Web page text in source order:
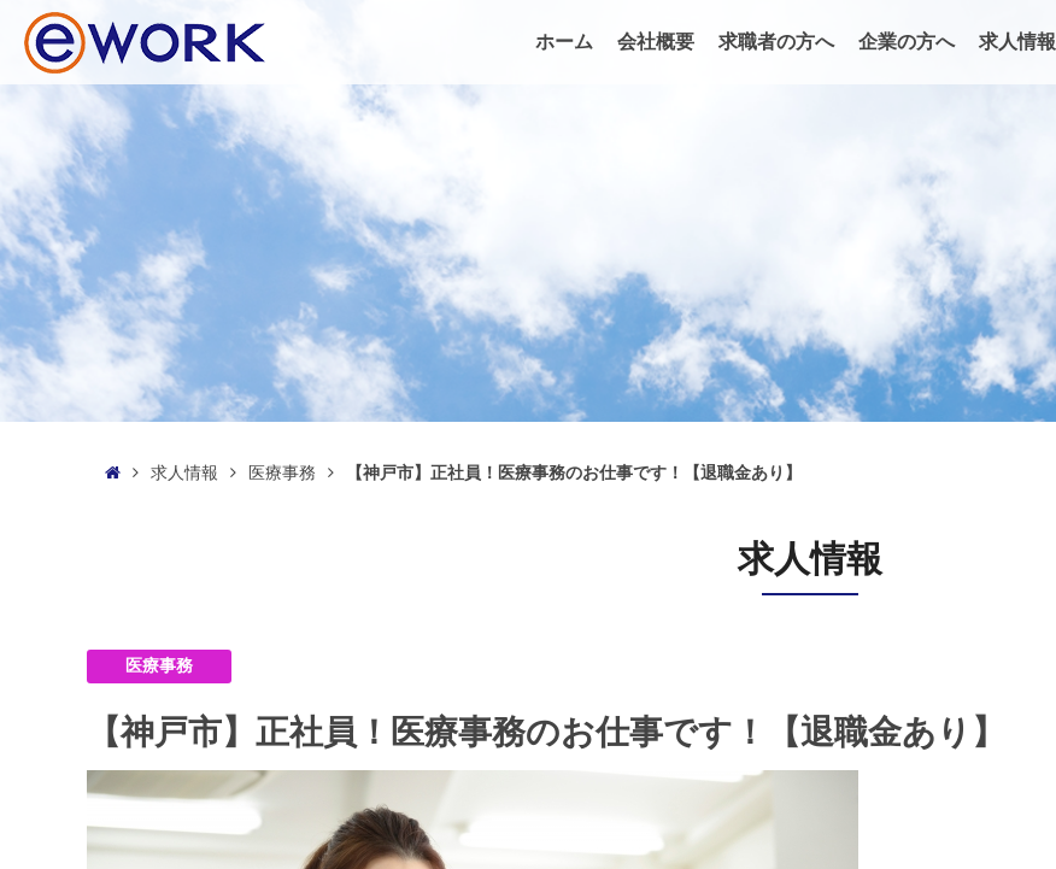
ホーム 会社概要 求職者の方へ 企業の方へ 求人情報
 求人情報 医療事務 【神戸市】正社員！医療事務のお仕事です！【退職金あり】
求人情報
医療事務
【神戸市】正社員！医療事務のお仕事です！【退職金あり】